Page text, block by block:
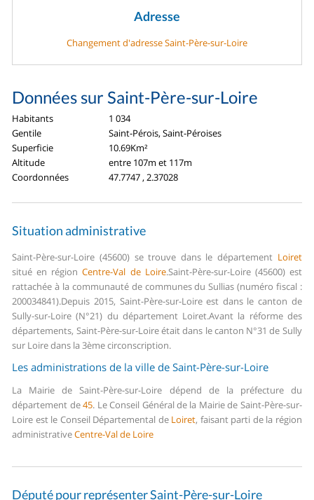
Adresse
Changement d'adresse Saint-Père-sur-Loire
Données sur Saint-Père-sur-Loire
Habitants
1 034
Gentile
Saint-Pérois, Saint-Péroises
Superficie
10.69Km²
Altitude
entre 107m et 117m
Coordonnées
47.7747 , 2.37028
Situation administrative
Saint-Père-sur-Loire (45600) se trouve dans le département Loiret
situé en régionCentre-Val de Loire.Saint-Père-sur-Loire (45600) est
rattachée à la communauté de communes du Sullias (numéro fiscal :
200034841).Depuis 2015, Saint-Père-sur-Loire est dans le canton de
Sully-sur-Loire (N°21) du département Loiret.Avant la réforme des
départements, Saint-Père-sur-Loire était dans le canton N°31 de Sully
sur Loire dans la 3ème circonscription.
Les administrations de la ville de Saint-Père-sur-Loire
La Mairie de Saint-Père-sur-Loire dépend de la préfecture du
département de45. Le Conseil Général de la Mairie de Saint-Père-sur-
Loire est le Conseil Départemental de Loiret, faisant parti de la région
administrativeCentre-Val de Loire
Député pour représenter Saint-Père-sur-Loire